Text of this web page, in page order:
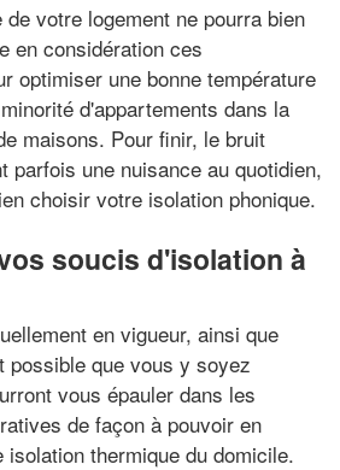
votre logement ne pourra bien
en considération ces
optimiser une bonne température
d'appartements dans la
maisons. Pour finir, le bruit
parfois une nuisance au quotidien,
choisir votre isolation phonique.
soucis d'isolation à
en vigueur, ainsi que
possible que vous y soyez
vous épauler dans les
de façon à pouvoir en
thermique du domicile.